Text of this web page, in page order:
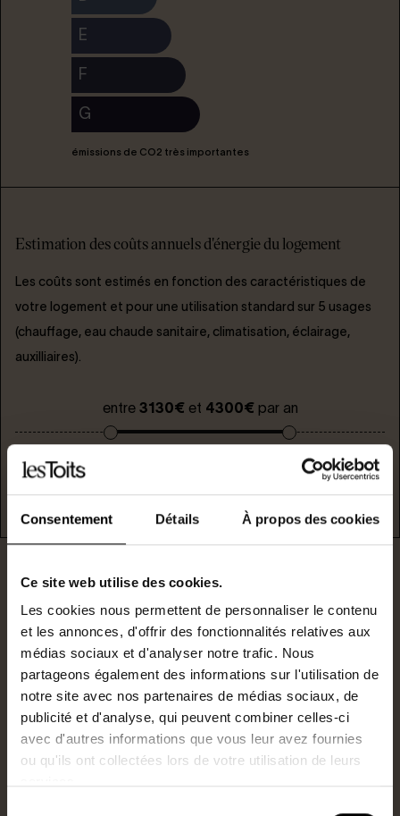
Consentement Détails À propos des cookies
Ce site web utilise des cookies.
Les cookies nous permettent de personnaliser le contenu
et les annonces, d'offrir des fonctionnalités relatives aux
médias sociaux et d'analyser notre trafic. Nous
partageons également des informations sur l'utilisation de
notre site avec nos partenaires de médias sociaux, de
publicité et d'analyse, qui peuvent combiner celles-ci
avec d'autres informations que vous leur avez fournies
ou qu'ils ont collectées lors de votre utilisation de leurs
E
F
G
émissions de CO2 très importantes
Estimation des coûts annuels d'énergie du logement
Les coûts sont estimés en fonction des caractéristiques de
votre logement et pour une utilisation standard sur 5 usages
(chauffage, eau chaude sanitaire, climatisation, éclairage,
auxilliaires).
entre 3130€et 4300€par an
Ceci pourrait aussi
vous plaire